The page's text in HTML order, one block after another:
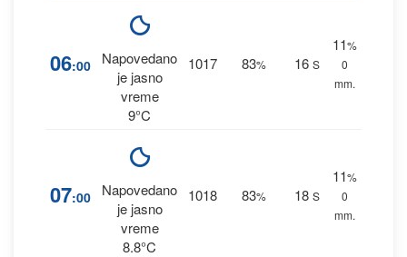
06:00
Napovedano
je jasno
vreme
9°C
1017 83% 16 S
11%
0
mm.
07:00
Napovedano
je jasno
vreme
8.8°C
1018 83% 18 S
11%
0
mm.